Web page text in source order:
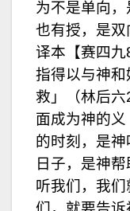
为不是单向
也有授，是
译本【赛四九
指得以与神
救」（林后
面成为神的
的时刻，是
日子，是神
听我们，我